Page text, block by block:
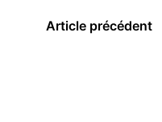
Article précédent